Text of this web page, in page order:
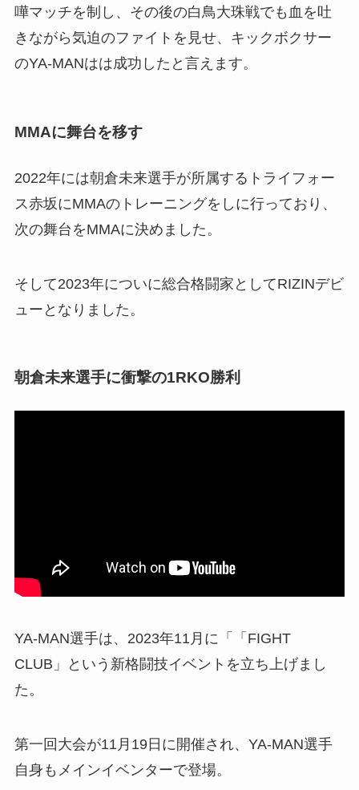
嘩マッチを制し、その後の白鳥大珠戦でも血を吐
きながら気迫のファイトを見せ、キックボクサー
のYA-MANはは成功したと言えます。
MMAに舞台を移す
2022年には朝倉未来選手が所属するトライフォー
ス赤坂にMMAのトレーニングをしに行っており、
次の舞台をMMAに決めました。
そして2023年についに総合格闘家としてRIZINデビ
ューとなりました。
朝倉未来選手に衝撃の1RKO勝利
YA-MAN選手は、2023年11月に「「FIGHT
CLUB」という新格闘技イベントを立ち上げまし
た。
第一回大会が11月19日に開催され、YA-MAN選手
自身もメインイベンターで登場。